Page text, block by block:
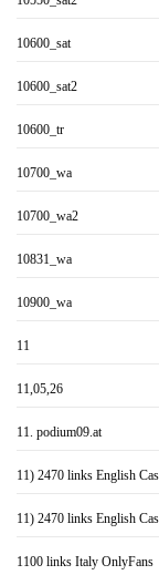
10600_sat
10600_sat2
10600_tr
10700_wa
10700_wa2
10831_wa
10900_wa
11
11,05,26
11. podium09.at
11) 2470 links English
11) 2470 links English
1100 links Italy OnlyFans